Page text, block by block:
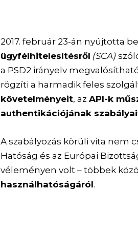
2017. február 23-án nyújtotta
ügyfélhitelesítésről (SCA)
a PSD2 irányelv
rögzíti a harmadik feles
követelményeit, azAPI-k
authentikációjának
A szabályozás körüli vita nem
Hatóság és az Európai
véleményen volt – többek
használhatóságáról.